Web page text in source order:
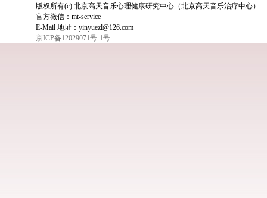
版权所有(c) 北京高天音乐心理健康研究中心（北京高天音乐治疗中心）
官方微信：mt-service
E-Mail 地址：yinyuezl@126.com
京ICP备12029071号-1号